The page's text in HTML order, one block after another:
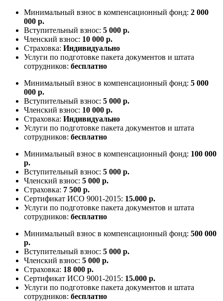
Минимальный взнос в компенсационный фонд: 2 000
000 р.
Вступительный взнос: 5 000 р.
Членский взнос: 10 000 р.
Страховка: Индивидуально
Услуги по подготовке пакета документов и штата
сотрудников: бесплатно
Минимальный взнос в компенсационный фонд: 5 000
000 р.
Вступительный взнос: 5 000 р.
Членский взнос: 10 000 р.
Страховка: Индивидуально
Услуги по подготовке пакета документов и штата
сотрудников: бесплатно
Минимальный взнос в компенсационный фонд: 100 000
р.
Вступительный взнос: 5 000 р.
Членский взнос: 5 000 р.
Страховка: 7 500 р.
Сертификат ИСО 9001-2015: 15.000 р.
Услуги по подготовке пакета документов и штата
сотрудников: бесплатно
Минимальный взнос в компенсационный фонд: 500 000
р.
Вступительный взнос: 5 000 р.
Членский взнос: 5 000 р.
Страховка: 18 000 р.
Сертификат ИСО 9001-2015: 15.000 р.
Услуги по подготовке пакета документов и штата
сотрудников: бесплатно